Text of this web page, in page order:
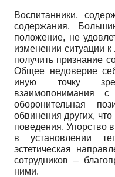
Воспитанники,
содержания.
положение, не
изменении ситуации
получить признание
Общее недоверие
иную точку
взаимопонимания с
оборонительная
обвинения других,
поведения. Упорство
в установлении
эстетическая
сотрудников –
ними.